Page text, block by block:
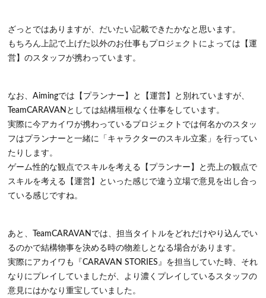
ざっとではありますが、だいたい記載できたかなと思います。
もちろん上記で上げた以外のお仕事もプロジェクトによっては【運
営】のスタッフが携わっています。
なお、Aimingでは【プランナー】と【運営】と別れていますが、
TeamCARAVANとしては結構垣根なく仕事をしています。
実際に今アカイワが携わっているプロジェクトでは何名かのスタッ
フはプランナーと一緒に「キャラクターのスキル立案」を行ってい
たりします。
ゲーム性的な観点でスキルを考える【プランナー】と売上の観点で
スキルを考える【運営】といった感じで違う立場で意見を出し合っ
ている感じですね。
あと、TeamCARAVANでは、担当タイトルをどれだけやり込んでい
るのかで結構物事を決める時の物差しとなる場合があります。
実際にアカイワも『CARAVAN STORIES』を担当していた時、それ
なりにプレイしていましたが、より濃くプレイしているスタッフの
意見にはかなり重宝していました。